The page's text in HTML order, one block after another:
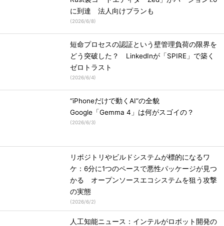
に到達 法人向けプランも
(2026/6/8)
短命プロセスの認証という壁管理負荷の限界を
どう突破した？ LinkedInが「SPIRE」で築く
ゼロトラスト
(2026/6/4)
“iPhoneだけで動くAI”の全貌
Google「Gemma 4」は何がスゴイの？
(2026/6/3)
リポジトリやビルドシステムが標的になるワ
ケ：6分に1つのペースで悪性パッケージが見つ
かる オープンソースエコシステムを狙う攻撃
の実態
(2026/6/2)
人工知能ニュース：インテルがロボット開発の